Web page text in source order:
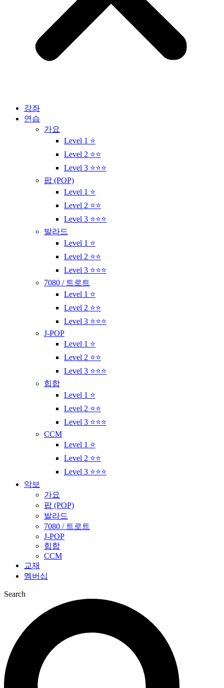
강좌
연습
가요
Level 1 ⭐
Level 2 ⭐⭐
Level 3 ⭐⭐⭐
팝 (POP)
Level 1 ⭐
Level 2 ⭐⭐
Level 3 ⭐⭐⭐
발라드
Level 1 ⭐
Level 2 ⭐⭐
Level 3 ⭐⭐⭐
7080 / 트로트
Level 1 ⭐
Level 2 ⭐⭐
Level 3 ⭐⭐⭐
J-POP
Level 1 ⭐
Level 2 ⭐⭐
Level 3 ⭐⭐⭐
힙합
Level 1 ⭐
Level 2 ⭐⭐
Level 3 ⭐⭐⭐
CCM
Level 1 ⭐
Level 2 ⭐⭐
Level 3 ⭐⭐⭐
악보
가요
팝 (POP)
발라드
7080 / 트로트
J-POP
힙합
CCM
교재
멤버십
Search